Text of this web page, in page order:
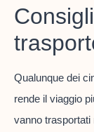
Qualunque dei
rende il viaggio
vanno